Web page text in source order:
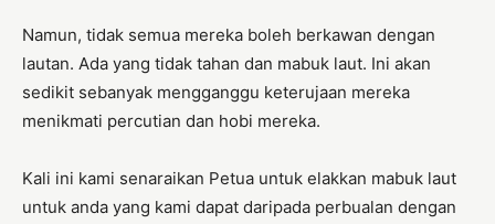
Namun, tidak semua mereka boleh berkawan dengan
lautan. Ada yang tidak tahan dan mabuk laut. Ini akan
sedikit sebanyak mengganggu keterujaan mereka
menikmati percutian dan hobi mereka.
Kali ini kami senaraikan Petua untuk elakkan mabuk laut
untuk anda yang kami dapat daripada perbualan dengan